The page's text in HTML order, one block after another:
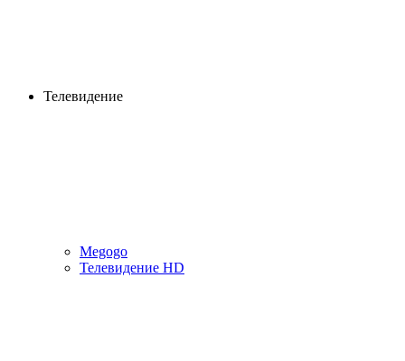
Телевидение
Megogo
Телевидение HD